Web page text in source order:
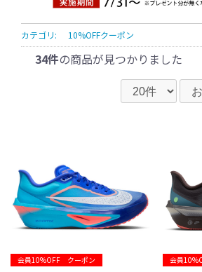
カテゴリ: 10%OFFクーポン
34件の商品が見つかりました
会員10%OFF クーポン 会員